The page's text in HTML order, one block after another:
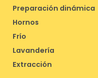
Preparación dinámica
Hornos
Frío
Lavandería
Extracción